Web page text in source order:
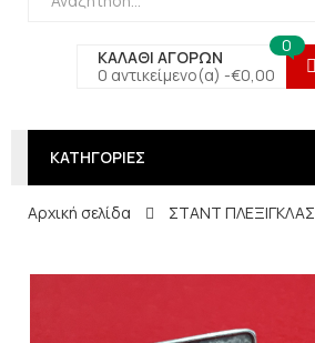
ΚΑΛΑΘΙ ΑΓΟΡΩΝ
0 αντικείμενο(α) -€0,00
0
ΚΑΤΗΓΟΡΙΕΣ
Αρχική σελίδα ΣΤΑΝΤ ΠΛΕΞΙΓΚΛΑΣ